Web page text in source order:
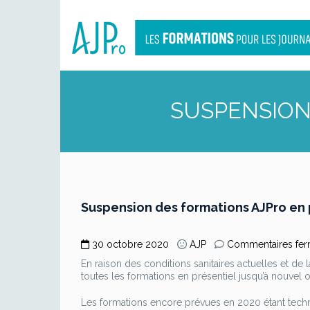
Suspension des formations AJPro
30 octobre 2020 AJP Commentaires
En raison des conditions sanitaires actuelles et
toutes les formations en présentiel jusqu’à nouvel
Les formations encore prévues en 2020 étant